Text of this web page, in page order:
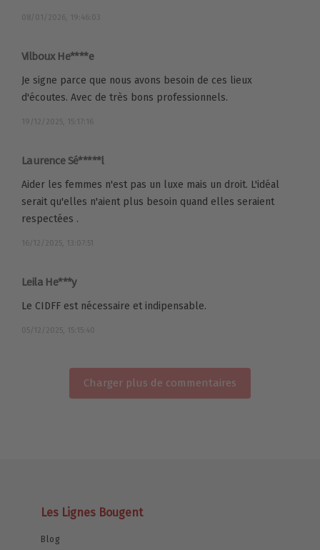
08/01/2026, 19:46:03
Vilboux He****e
Je signe parce que nous avons besoin de ces lieux
d'écoutes. Avec de très bons professionnels.
19/12/2025, 15:17:16
Laurence Sé*****l
Aider les femmes n'est pas un luxe mais un droit. L'idéal
serait qu'elles n'aient plus besoin quand elles seraient
respectées .
16/12/2025, 13:07:51
Leila He***y
Le CIDFF est nécessaire et indipensable.
05/12/2025, 15:15:40
Charger plus de commentaires
Les Lignes Bougent
Blog